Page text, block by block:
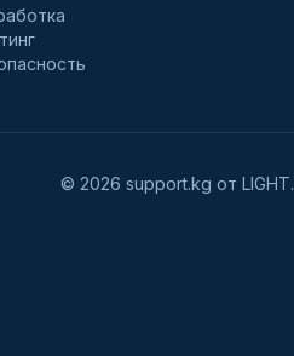
© 2026 support.kg от